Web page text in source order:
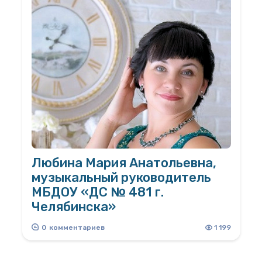
четверостишья. […]
Любина Мария Анатольевна,
музыкальный руководитель
МБДОУ «ДС № 481 г.
Челябинска»
«Виртуоз в организации и проведении
0 комментариев 1 199